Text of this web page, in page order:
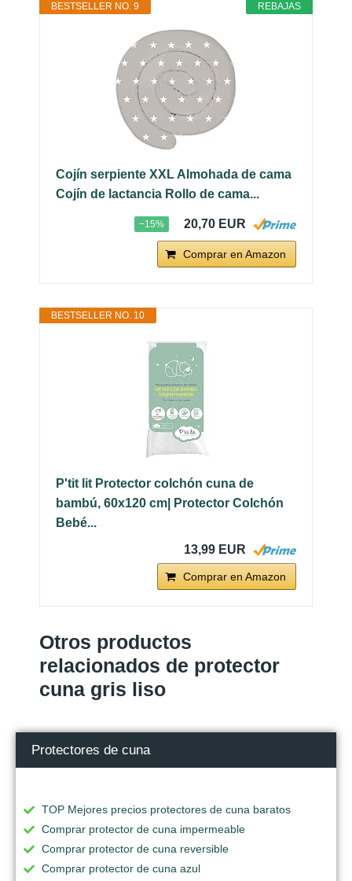
REBAJAS
BESTSELLER NO. 9
Cojín serpiente XXL Almohada de cama
Cojín de lactancia Rollo de cama...
−15% 20,70 EUR
Comprar en Amazon
BESTSELLER NO. 10
P'tit lit Protector colchón cuna de
bambú, 60x120 cm| Protector Colchón
Bebé...
13,99 EUR
Comprar en Amazon
Otros productos
relacionados de protector
cuna gris liso
Protectores de cuna
TOP Mejores precios protectores de cuna baratos
Comprar protector de cuna impermeable
Comprar protector de cuna reversible
Comprar protector de cuna azul